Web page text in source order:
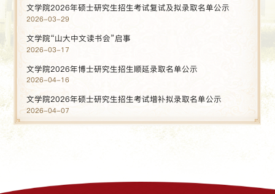
文学院2026年硕士研究生招生考试复试及拟录取名单公示
2026-03-29
文学院“山大中文读书会”启事
2026-03-17
文学院2026年博士研究生招生顺延录取名单公示
2026-04-16
文学院2026年硕士研究生招生考试增补拟录取名单公示
2026-04-07